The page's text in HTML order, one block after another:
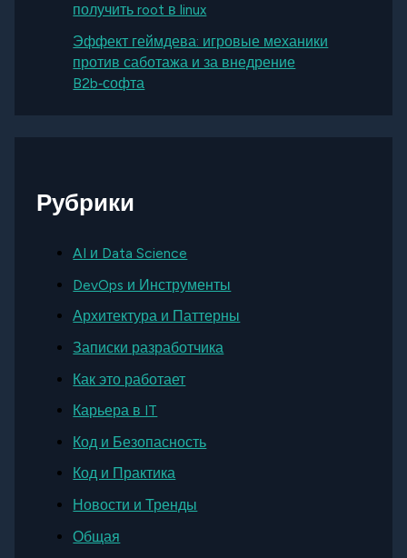
получить root в linux
Эффект геймдева: игровые механики
против саботажа и за внедрение
B2b‑софта
Рубрики
AI и Data Science
DevOps и Инструменты
Архитектура и Паттерны
Записки разработчика
Как это работает
Карьера в IT
Код и Безопасность
Код и Практика
Новости и Тренды
Общая